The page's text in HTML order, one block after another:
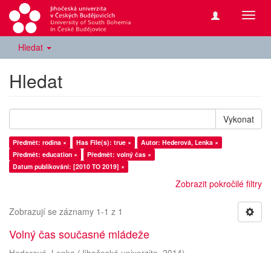
Hledat
Hledat
Vykonat
Předmět: rodina × Has File(s): true ×
Autor: Hederová, Lenka ×
Předmět: education ×
Předmět: volný čas ×
Datum publikování: [2010 TO 2019] ×
Zobrazit pokročilé filtry
Zobrazují se záznamy 1-1 z 1
Volný čas současné mládeže